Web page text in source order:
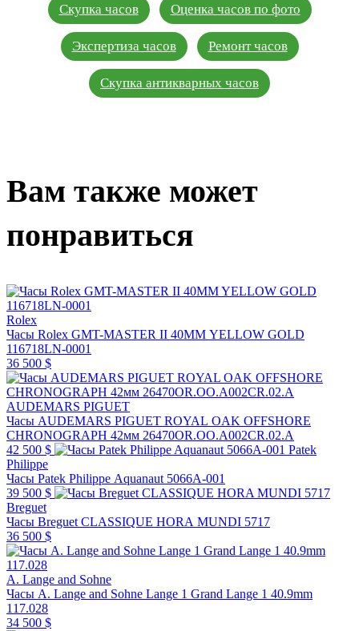
Скупка часов Оценка часов по фото
Экспертиза часов Ремонт часов
Скупка антикварных часов
Вам также может
понравиться
Rolex
Часы Rolex GMT-MASTER II 40MM YELLOW GOLD
116718LN-0001
36 500 $
AUDEMARS PIGUET
Часы AUDEMARS PIGUET ROYAL OAK OFFSHORE
CHRONOGRAPH 42мм 26470OR.OO.A002CR.02.A
42 500 $
Patek
Philippe
Часы Patek Philippe Aquanaut 5066A-001
39 500 $
Breguet
Часы Breguet CLASSIQUE HORA MUNDI 5717
36 500 $
A. Lange and Sohne
Часы A. Lange and Sohne Lange 1 Grand Lange 1 40.9mm
117.028
34 500 $